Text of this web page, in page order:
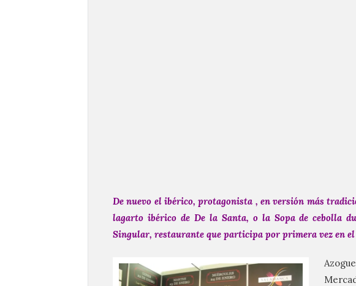
De nuevo el ibérico, protagonista , en versión más
lagarto ibérico de De la Santa, o la Sopa de cebolla
Singular, restaurante que participa por primera vez en el